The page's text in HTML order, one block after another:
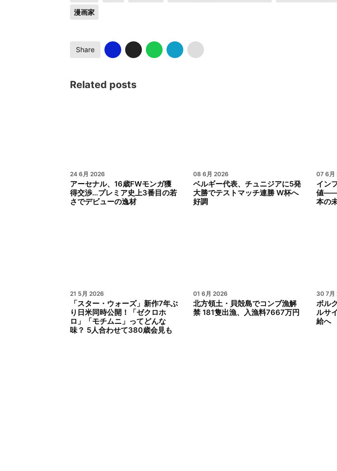
漫画家
Share
Related posts
24 6月 2026
アーセナル、16歳FWモンガ獲
得交渉…プレミア史上3番目の若
さでデビューの逸材
08 6月 2026
ベルギー代表、チュニジアに5発
大勝でテストマッチ連勝 W杯へ
好調
07 6月
イン
値――
本の
21 5月 2026
「スター・ウォーズ」新作7年ぶ
り日米同時公開！「ゼクロホ
ロ」「モチムニ」ってどんな
味？ 5人合わせて380歳会見も
01 6月 2026
北方領土・貝殻島でコンブ漁解
禁 181隻出漁、入漁料7667万円
30 7月
ボル
ルサ
給へ